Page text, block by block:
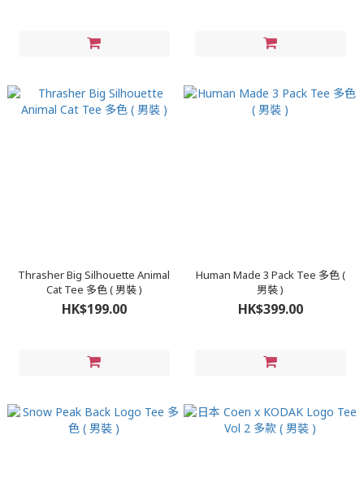
Thrasher Big Silhouette Animal
Cat Tee 多色 ( 男裝 )
HK$199.00
Human Made 3 Pack Tee 多色 (
男裝 )
HK$399.00